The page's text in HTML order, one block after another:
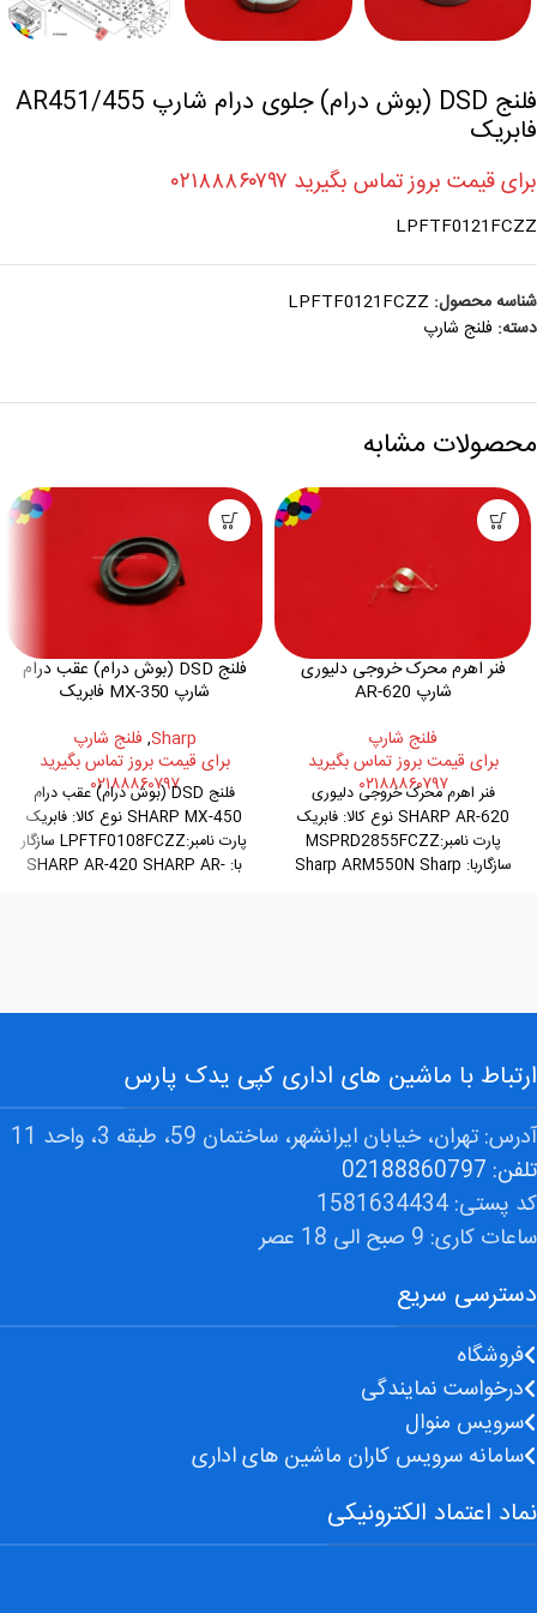
فلنج DSD (بوش درام) جلوی درام شارپ AR451/455
فابریک
برای قیمت بروز تماس بگیرید ۰۲۱۸۸۸۶۰۷۹۷
LPFTF0121FCZZ
شناسه محصول: LPFTF0121FCZZ
دسته: فلنج شارپ
محصولات مشابه
فنر اهرم محرک خروجی دلیوری
شارپ AR-620
فلنج شارپ
برای قیمت بروز تماس بگیرید
۰۲۱۸۸۸۶۰۷۹۷
فنر اهرم محرک خروجی دلیوری
SHARP AR-620 نوع کالا: فابریک
پارت نامبر:MSPRD2855FCZZ
سازگاربا: Sharp ARM550N Sharp
فلنج DSD (بوش درام) عقب درام
شارپ MX-350 فابریک
Sharp
, فلنج شارپ
برای قیمت بروز تماس بگیرید
۰۲۱۸۸۸۶۰۷۹۷
فلنج DSD (بوش درام) عقب درام
SHARP MX-450 نوع کالا: فابریک
پارت نامبر:LPFTF0108FCZZ سازگار
با: SHARP AR-420 SHARP AR-
نماد اعتماد الکترونیکی
دسترسی سریع
فروشگاه
درخواست نمایندگی
سرویس منوال
سامانه سرویس کاران ماشین های اداری
ارتباط با ماشین های اداری کپی یدک پارس
آدرس: تهران، خیابان ایرانشهر، ساختمان 59، طبقه 3، واحد 11
تلفن: 02188860797
کد پستی: 1581634434
ساعات کاری: 9 صبح الی 18 عصر